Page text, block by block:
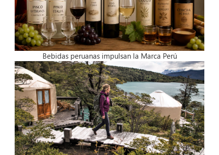
Bebidas peruanas impulsan la Marca Perú